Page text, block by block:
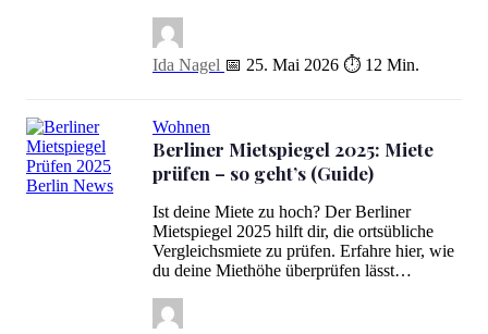
Ida Nagel 📅 25. Mai 2026 ⏱ 12 Min.
Berliner Mietspiegel 2025: Miete prüfen – so geht’s (Guide)
Wohnen
Berliner Mietspiegel 2025: Miete
prüfen – so geht’s (Guide)
Ist deine Miete zu hoch? Der Berliner
Mietspiegel 2025 hilft dir, die ortsübliche
Vergleichsmiete zu prüfen. Erfahre hier, wie
du deine Miethöhe überprüfen lässt…